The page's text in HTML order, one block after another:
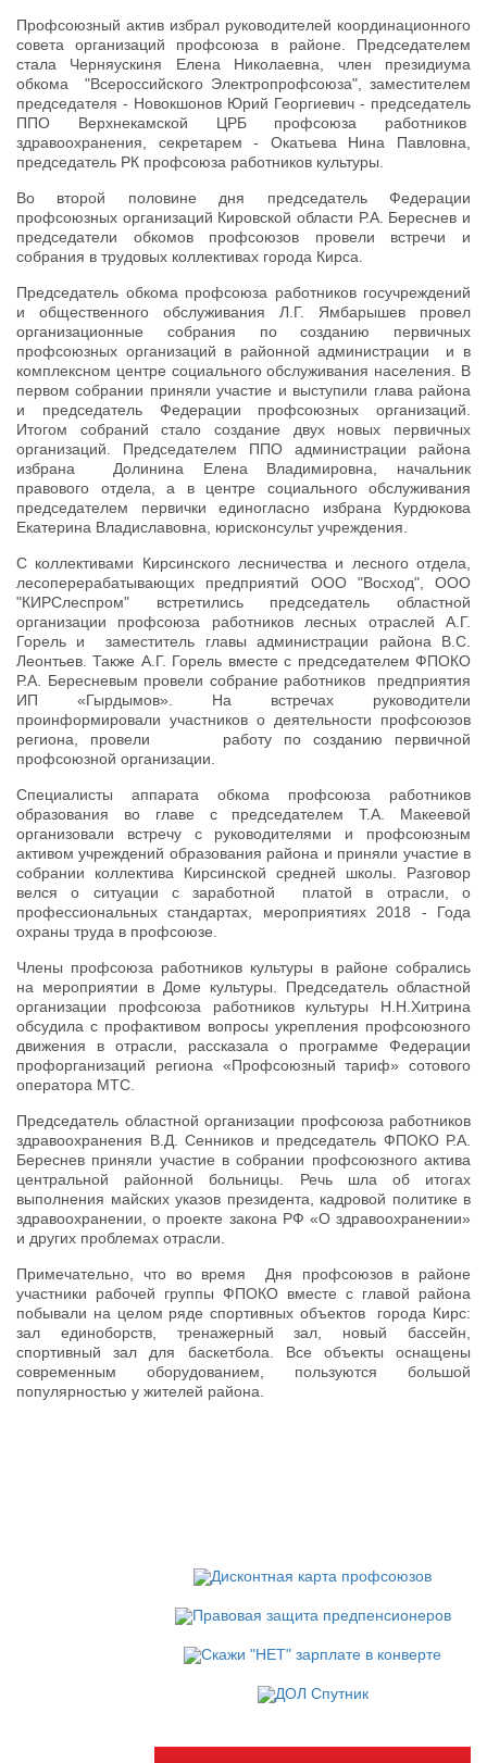
Профсоюзный актив избрал руководителей координационного
совета организаций профсоюза в районе. Председателем
стала Черняускиня Елена Николаевна, член президиума
обкома "Всероссийского Электропрофсоюза", заместителем
председателя - Новокшонов Юрий Георгиевич - председатель
ППО Верхнекамской ЦРБ профсоюза работников
здравоохранения, секретарем - Окатьева Нина Павловна,
председатель РК профсоюза работников культуры.
Во второй половине дня председатель Федерации
профсоюзных организаций Кировской области Р.А. Береснев и
председатели обкомов профсоюзов провели встречи и
собрания в трудовых коллективах города Кирса.
Председатель обкома профсоюза работников госучреждений
и общественного обслуживания Л.Г. Ямбарышев провел
организационные собрания по созданию первичных
профсоюзных организаций в районной администрации и в
комплексном центре социального обслуживания населения. В
первом собрании приняли участие и выступили глава района
и председатель Федерации профсоюзных организаций.
Итогом собраний стало создание двух новых первичных
организаций. Председателем ППО администрации района
избрана Долинина Елена Владимировна, начальник
правового отдела, а в центре социального обслуживания
председателем первички единогласно избрана Курдюкова
Екатерина Владиславовна, юрисконсульт учреждения.
С коллективами Кирсинского лесничества и лесного отдела,
лесоперерабатывающих предприятий ООО "Восход", ООО
"КИРСлеспром" встретились председатель областной
организации профсоюза работников лесных отраслей А.Г.
Горель и заместитель главы администрации района В.С.
Леонтьев. Также А.Г. Горель вместе с председателем ФПОКО
Р.А. Бересневым провели собрание работников предприятия
ИП «Гырдымов». На встречах руководители
проинформировали участников о деятельности профсоюзов
региона, провели работу по созданию первичной
профсоюзной организации.
Специалисты аппарата обкома профсоюза работников
образования во главе с председателем Т.А. Макеевой
организовали встречу с руководителями и профсоюзным
активом учреждений образования района и приняли участие в
собрании коллектива Кирсинской средней школы. Разговор
велся о ситуации с заработной платой в отрасли, о
профессиональных стандартах, мероприятиях 2018 - Года
охраны труда в профсоюзе.
Члены профсоюза работников культуры в районе собрались
на мероприятии в Доме культуры. Председатель областной
организации профсоюза работников культуры Н.Н.Хитрина
обсудила с профактивом вопросы укрепления профсоюзного
движения в отрасли, рассказала о программе Федерации
профорганизаций региона «Профсоюзный тариф» сотового
оператора МТС.
Председатель областной организации профсоюза работников
здравоохранения В.Д. Сенников и председатель ФПОКО Р.А.
Береснев приняли участие в собрании профсоюзного актива
центральной районной больницы. Речь шла об итогах
выполнения майских указов президента, кадровой политике в
здравоохранении, о проекте закона РФ «О здравоохранении»
и других проблемах отрасли.
Примечательно, что во время Дня профсоюзов в районе
участники рабочей группы ФПОКО вместе с главой района
побывали на целом ряде спортивных объектов города Кирс:
зал единоборств, тренажерный зал, новый бассейн,
спортивный зал для баскетбола. Все объекты оснащены
современным оборудованием, пользуются большой
популярностью у жителей района.